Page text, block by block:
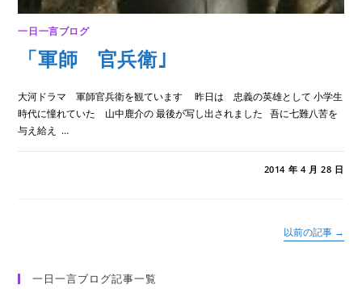
一日一言ブログ
「軍師 官兵衛｣
大河ドラマ 軍師官兵衛を観ています 昨日は 忠義の英雄として 小学生
時代に憧れていた 山中鹿介の 最後が写し出されました 吾に七難八苦を
与え給え …
2014 年 4 月 28 日
以前の記事 →
一日一言ブログ記事一覧